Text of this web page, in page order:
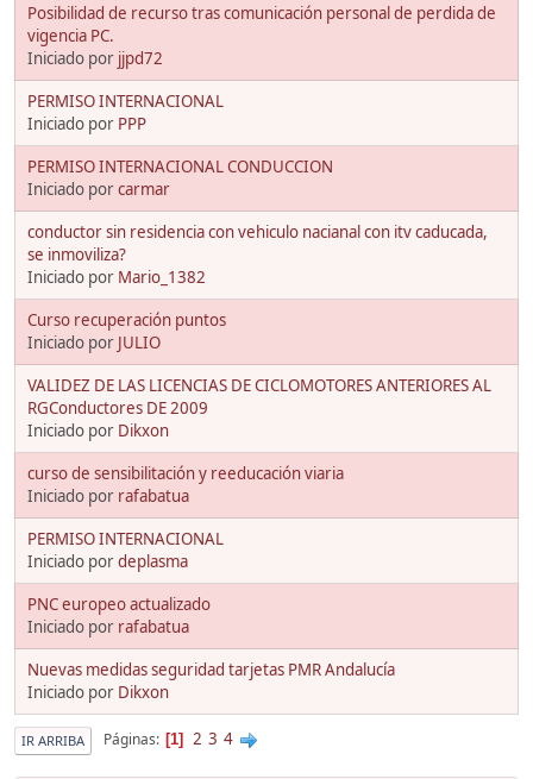
Posibilidad de recurso tras comunicación personal de perdida de
vigencia PC.
Iniciado por jjpd72
PERMISO INTERNACIONAL
Iniciado por PPP
PERMISO INTERNACIONAL CONDUCCION
Iniciado porcarmar
conductor sin residencia con vehiculo nacianal con itv caducada,
se inmoviliza?
Iniciado por Mario_1382
Curso recuperación puntos
Iniciado por JULIO
VALIDEZ DE LAS LICENCIAS DE CICLOMOTORES ANTERIORES AL
RGConductores DE 2009
Iniciado por Dikxon
curso de sensibilitación y reeducación viaria
Iniciado por rafabatua
PERMISO INTERNACIONAL
Iniciado pordeplasma
PNC europeo actualizado
Iniciado por rafabatua
Nuevas medidas seguridad tarjetas PMR Andalucía
Iniciado por Dikxon
IR ARRIBA Páginas 1 2 3 4